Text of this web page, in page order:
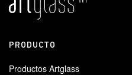
PRODUCTO
Productos Artglass